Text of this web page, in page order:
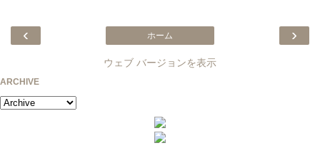
‹ ›
ホーム
ウェブ バージョンを表示
ARCHIVE